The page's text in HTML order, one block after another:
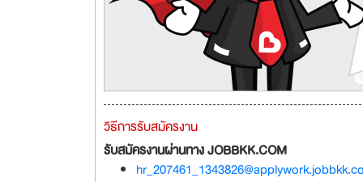
วิธีการรับสมัครงาน
รับสมัครงานผ่านทาง JOBBKK.COM